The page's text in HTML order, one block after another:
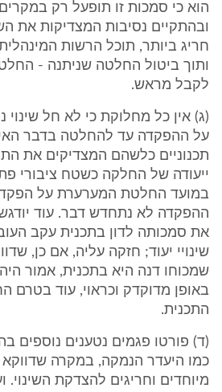
הוא כי סמכות זו תופעל רק במקרים
ובהתקיים נסיבות המצדיקות את
חריג ביותר, תוכל הרשות
ותוך ביטול החלטה שניתנה -
לקבל מראש.
(ג) אין כל מחלוקת כי לא חל
על ההפקדה עד להחלטה בדבר
תכנוניים כלשהם המצדיקים את
ייעודה של החלקה כשטח ציבורי
במועד החלטת המערערת על
ההפקדה לא נתחדש דבר. עוד
את סמכותה לדון בתכנית עקב
שינויי יעוד; חזקה עליה, אם כן,
שמכוחו דנה היא בתכנית, אמור
באופן מדוקדק וכראוי, עוד בטרם
התכנית.
(ד) פורטו פגמים נטענים נוספים
כמו היעדר הנמקה, במקרה שדווקא
מיוחדים וחריגים להצדקת השינוי.